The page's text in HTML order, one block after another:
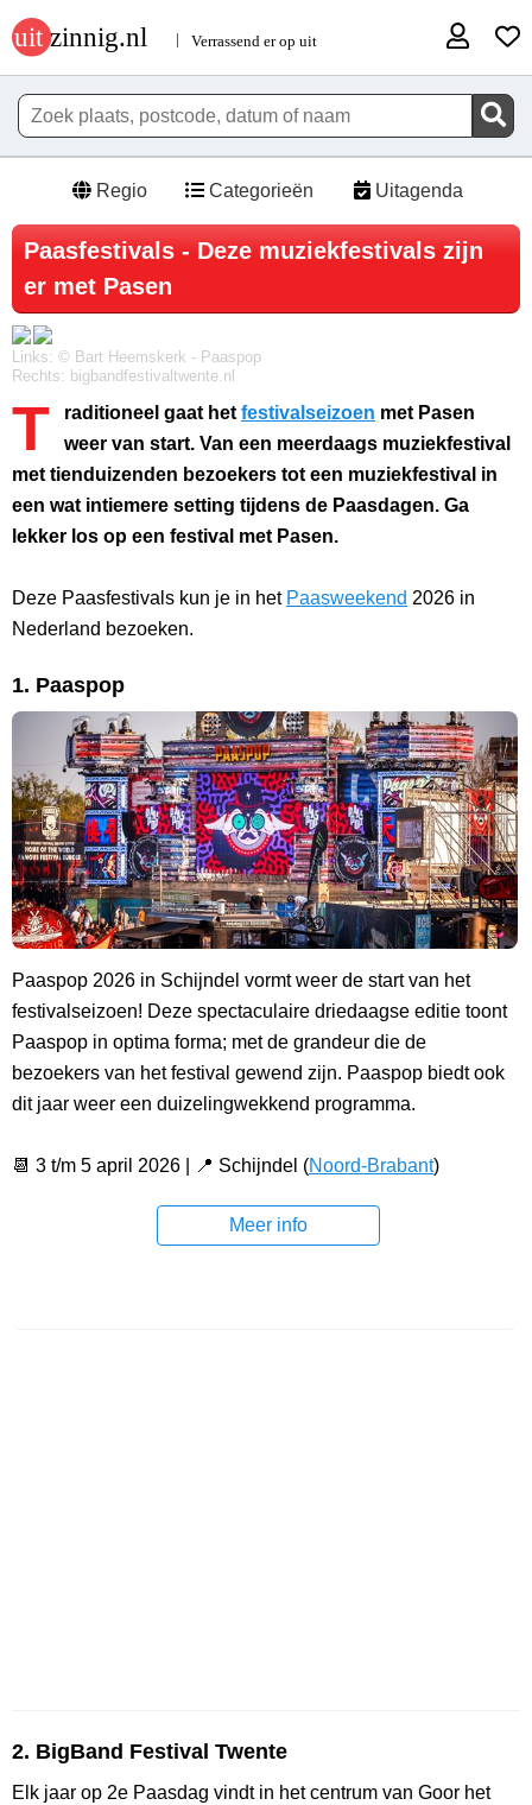
Regio Categorieën Uitagenda
Paasfestivals - Deze muziekfestivals zijn
er met Pasen
Links: © Bart Heemskerk - Paaspop
Rechts: bigbandfestivaltwente.nl
T raditioneel gaat het festivalseizoen met Pasen
weer van start. Van een meerdaags muziekfestival
met tienduizenden bezoekers tot een muziekfestival in
een wat intiemere setting tijdens de Paasdagen. Ga
lekker los op een festival met Pasen.
Deze Paasfestivals kun je in het Paasweekend 2026 in
Nederland bezoeken.
1. Paaspop
Paaspop 2026 in Schijndel vormt weer de start van het
festivalseizoen! Deze spectaculaire driedaagse editie toont
Paaspop in optima forma; met de grandeur die de
bezoekers van het festival gewend zijn. Paaspop biedt ook
dit jaar weer een duizelingwekkend programma.
📆 3 t/m 5 april 2026 | 📍 Schijndel (Noord-Brabant)
Meer info
2. BigBand Festival Twente
Elk jaar op 2e Paasdag vindt in het centrum van Goor het